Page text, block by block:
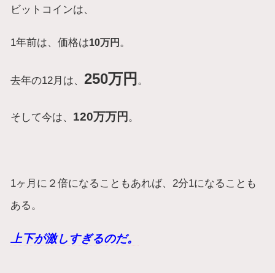
ビットコインは、
1年前は、価格は10万円 。
去年の12月は、250万円 。
そして今は、 120万万円 。
1ヶ月に２倍になることもあれば、2分1になることも
ある。
上下が激しすぎるのだ。